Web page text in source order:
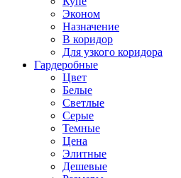
Эконом
Назначение
В коридор
Для узкого коридора
Гардеробные
Цвет
Белые
Светлые
Серые
Темные
Цена
Элитные
Дешевые